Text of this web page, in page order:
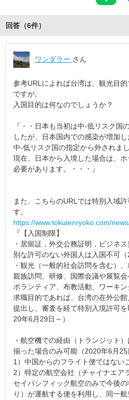
回答（6件）
ワンダラー さん
参考URLによれば台湾は、観光目
ですが。
入国目的は何なのでしょうか？
『・・日本も当初は中-低リスク国
したが、日本国内での感染が増加
中-低リスク国の指定から外されま
現在、日本から入境した場合は、
必要があります。・・・』
また、こちらのURLでは特別入域
す。
https://www.tokutenryoko.com/
『【入国制限】
・居留証，外交公務証明，ビジネ
別な許可のない外国人は入国不可
・観光（一般的社会訪問を含む）
親族訪問、研修、国際会議や展覧会
ボランティア、布教活動、ワーキン
求職目的であれば、台湾の在外公
提出し、審査を経て特別入境許可
20年6月29日～）
・航空機での経由（トランジット
揃った場合のみ可能（2020年6月25
1）中国からのフライト便ではない
2）特定の航空会社（チャイナエア
セイパシフィック航空のみで今後
り）が運航する便を利用し、同一